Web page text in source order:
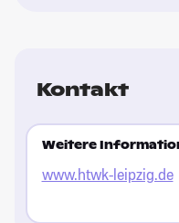
Kontakt
Weitere
www.htwk-leipzig.de